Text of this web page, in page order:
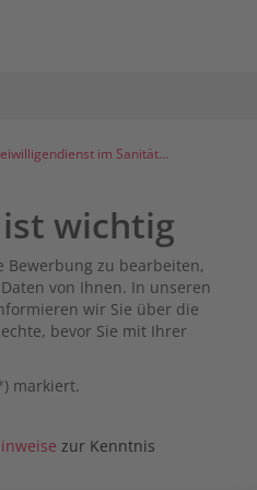
Freiwilligendienst im Sanitätsdienst / Bevölkerungsschutz
wichtig
Bewerbung zu bearbeiten,
von Ihnen. In unseren
wir Sie über die
bevor Sie mit Ihrer
markiert.
zur Kenntnis